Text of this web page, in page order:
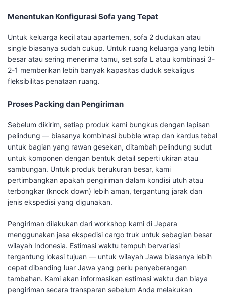
Menentukan Konfigurasi Sofa yang Tepat
Untuk keluarga kecil atau apartemen, sofa 2 dudukan atau
single biasanya sudah cukup. Untuk ruang keluarga yang lebih
besar atau sering menerima tamu, set sofa L atau kombinasi 3-
2-1 memberikan lebih banyak kapasitas duduk sekaligus
fleksibilitas penataan ruang.
Proses Packing dan Pengiriman
Sebelum dikirim, setiap produk kami bungkus dengan lapisan
pelindung — biasanya kombinasi bubble wrap dan kardus tebal
untuk bagian yang rawan gesekan, ditambah pelindung sudut
untuk komponen dengan bentuk detail seperti ukiran atau
sambungan. Untuk produk berukuran besar, kami
pertimbangkan apakah pengiriman dalam kondisi utuh atau
terbongkar (knock down) lebih aman, tergantung jarak dan
jenis ekspedisi yang digunakan.
Pengiriman dilakukan dari workshop kami di Jepara
menggunakan jasa ekspedisi cargo truk untuk sebagian besar
wilayah Indonesia. Estimasi waktu tempuh bervariasi
tergantung lokasi tujuan — untuk wilayah Jawa biasanya lebih
cepat dibanding luar Jawa yang perlu penyeberangan
tambahan. Kami akan informasikan estimasi waktu dan biaya
pengiriman secara transparan sebelum Anda melakukan